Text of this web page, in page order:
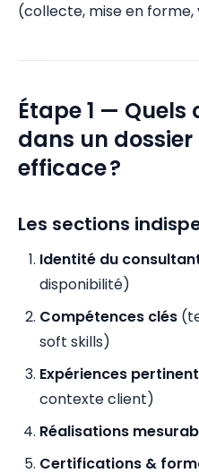
(collecte, mise en forme,
Étape 1 —
dans un
efficace ?
Les sections
Identité du
disponibilité)
Compétences clés
soft skills)
Expériences
contexte client)
Réalisations
Certifications &